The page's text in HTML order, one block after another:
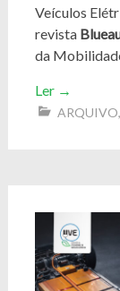
Veículos
revista
da
Ler →
ARQUIVO,